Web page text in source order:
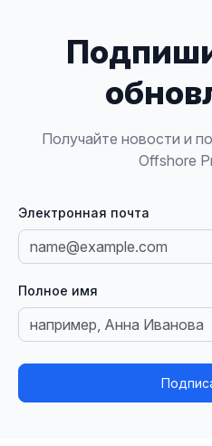
Получайте новости и
Offshore
Электронная почта
Полное имя